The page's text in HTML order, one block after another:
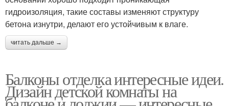
гидроизоляция, такие составы изменяют структуру
бетона изнутри, делают его устойчивым к влаге.
читать дальше →
Балконы отделка интересные идеи.
Дизайн детской комнаты на